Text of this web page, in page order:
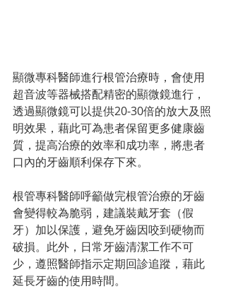
顯微專科醫師進行根管治療時，會使用
超音波等器械搭配精密的顯微鏡進行，
透過顯微鏡可以提供20-30倍的放大及照
明效果，藉此可為患者保留更多健康齒
質，提高治療的效率和成功率，將患者
口內的牙齒順利保存下來。
根管專科醫師呼籲做完根管治療的牙齒
會變得較為脆弱，建議裝戴牙套（假
牙）加以保護，避免牙齒因咬到硬物而
破損。此外，日常牙齒清潔工作不可
少，遵照醫師指示定期回診追蹤，藉此
延長牙齒的使用時間。